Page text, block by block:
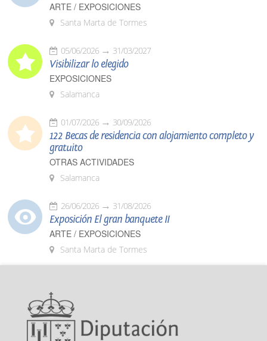
ARTE / EXPOSICIONES
Santa Marta de Tormes
05/06/2026 31/03/2027
Visibilizar lo elegido
EXPOSICIONES
Salamanca
01/07/2026 30/09/2026
122 Becas de residencia con alojamiento completo y
gratuito
OTRAS ACTIVIDADES
Salamanca
26/06/2026 31/08/2026
Exposición El gran banquete II
ARTE / EXPOSICIONES
Santa Marta de Tormes